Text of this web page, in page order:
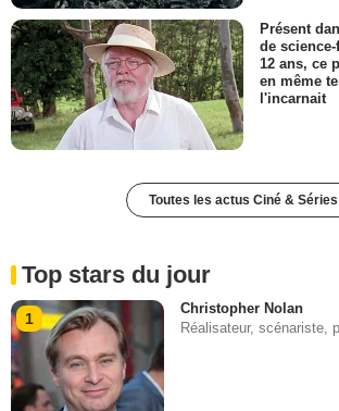
Présent
de
12 ans, ce
en même
l'incarnait
Toutes les actus Ciné & Séries
Top stars du jour
1
Christopher Nolan
Réalisateur, scénariste,